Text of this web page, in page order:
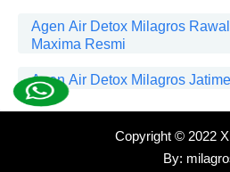
Agen Air Detox Milagros
Maxima Resmi
Agen Air Detox Milagros
Copyright © 2022
By: